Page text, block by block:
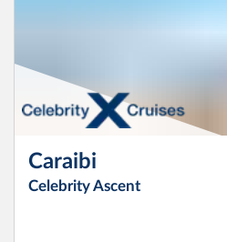
Caraibi
Celebrity Ascent